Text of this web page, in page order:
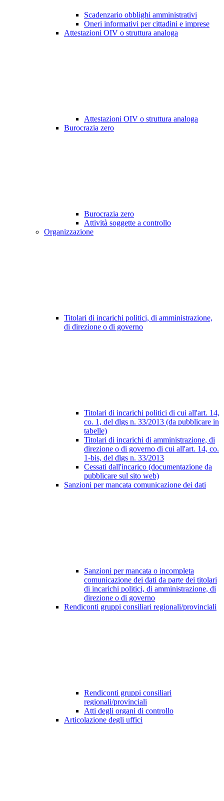
Scadenzario obblighi amministrativi
Oneri informativi per cittadini e imprese
Attestazioni OIV o struttura analoga
Attestazioni OIV o struttura analoga
Burocrazia zero
Burocrazia zero
Attività soggette a controllo
Organizzazione
Titolari di incarichi politici, di amministrazione,
di direzione o di governo
Titolari di incarichi politici di cui all'art. 14,
co. 1, del dlgs n. 33/2013 (da pubblicare in
tabelle)
Titolari di incarichi di amministrazione, di
direzione o di governo di cui all'art. 14, co.
1-bis, del dlgs n. 33/2013
Cessati dall'incarico (documentazione da
pubblicare sul sito web)
Sanzioni per mancata comunicazione dei dati
Sanzioni per mancata o incompleta
comunicazione dei dati da parte dei titolari
di incarichi politici, di amministrazione, di
direzione o di governo
Rendiconti gruppi consiliari regionali/provinciali
Rendiconti gruppi consiliari
regionali/provinciali
Atti degli organi di controllo
Articolazione degli uffici